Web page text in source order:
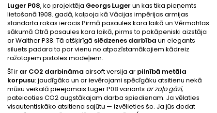
Luger P08, ko projektēja Georgs Luger un kas tika pieņemts
lietošanā 1908. gadā, kalpoja kā Vācijas impērijas armijas
standarta rokas ierocis Pirmā pasaules kara laikā un Vērmahtas
sākumā Otrā pasaules kara laikā, pirms to pakāpeniski aizstāja
ar Walther P38. Tā atšķirīgā slēdzenes darbība un elegants
siluets padara to par vienu no atpazīstamākajiem kādreiz
ražotajiem pistoles modeļiem.
Šī ir ar CO2 darbināma airsoft versija ar pilnībā metāla
korpusu: jaudīgāka un ar ievērojami spēcīgāku atsitienu nekā
mūsu veikalā pieejamais Luger P08 variants ar zaļo gāzi,
pateicoties CO2 augstākajam darba spiedienam. Ja vēlaties
visautentiskāko atsitiena sajūtu — izvēlieties šo. Ja jūs dodat